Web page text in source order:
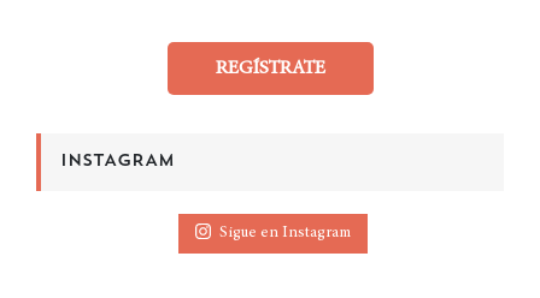
REGÍSTRATE
INSTAGRAM
Sigue en Instagram